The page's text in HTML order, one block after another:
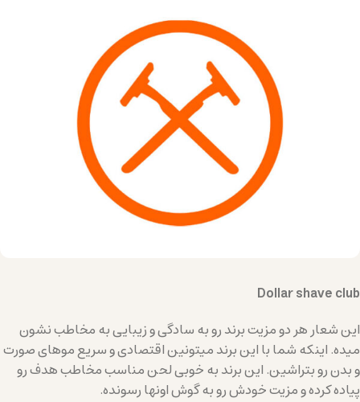
Dollar shave club
این شعار هر دو مزیت برند رو به سادگی و زیبایی به مخاطب نشون
میده. اینکه شما با این برند میتونین اقتصادی و سریع موهای صورت
و بدن رو بتراشین. این برند به خوبی لحن مناسب مخاطب هدف رو
پیاده کرده و مزیت خودش رو به گوش اونها رسونده.